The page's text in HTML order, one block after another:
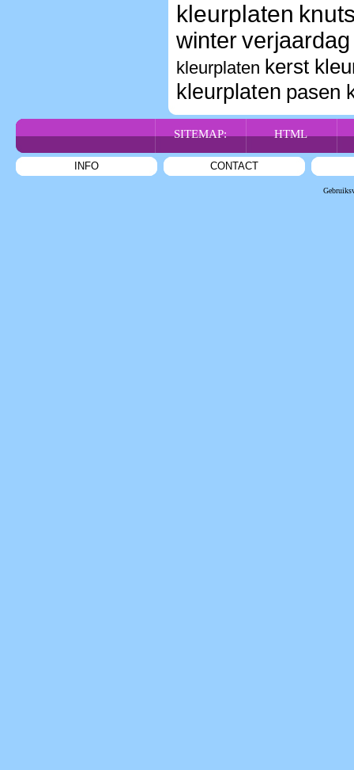
kleurplaten
winter
kleurplaten kerst
kleurplaten pasen
SITEMAP: HTML
INFO CONTACT